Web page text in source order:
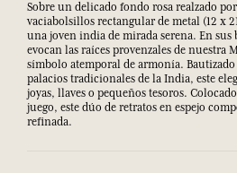
Sobre un delicado fondo rosa realzado
vaciabolsillos rectangular de metal (12 x
una joven india de mirada serena. En sus
evocan las raíces provenzales de nuestra
símbolo atemporal de armonía.
palacios tradicionales de la India, este
joyas, llaves o pequeños tesoros.
juego, este dúo de retratos en espejo
refinada.